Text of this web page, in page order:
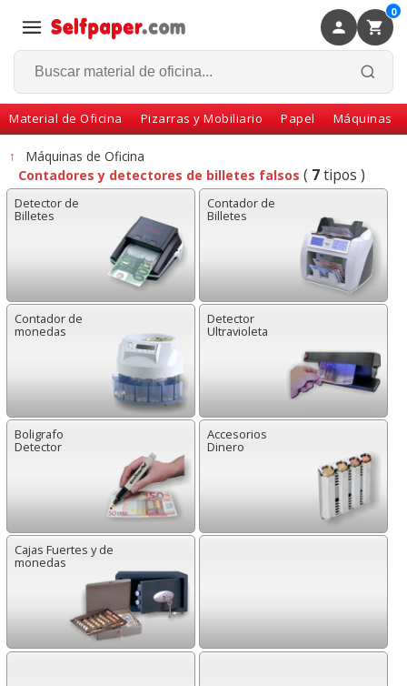
0
Material de Oficina Pizarras y Mobiliario Papel Máquinas
Volver
↑
Máquinas de Oficina
Contadores y detectores de billetes falsos ( 7tipos )
Detector de
Billetes
Contador de
Billetes
Contador de
monedas
Detector
Ultravioleta
Boligrafo
Detector
Accesorios
Dinero
Cajas Fuertes y de
monedas